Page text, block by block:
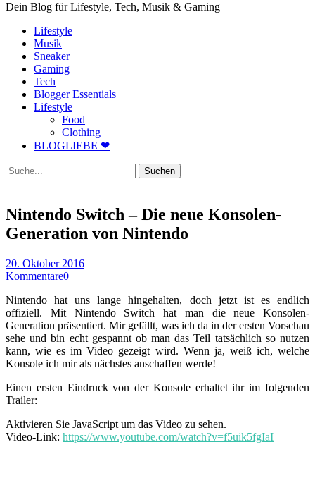
Dein Blog für Lifestyle, Tech, Musik & Gaming
Lifestyle
Musik
Sneaker
Gaming
Tech
Blogger Essentials
Lifestyle
Food
Clothing
BLOGLIEBE ❤
Suche
Nintendo Switch – Die neue Konsolen-
Generation von Nintendo
20. Oktober 2016
Kommentare0
Nintendo hat uns lange hingehalten, doch jetzt ist es endlich
offiziell. Mit Nintendo Switch hat man die neue Konsolen-
Generation präsentiert. Mir gefällt, was ich da in der ersten Vorschau
sehe und bin echt gespannt ob man das Teil tatsächlich so nutzen
kann, wie es im Video gezeigt wird. Wenn ja, weiß ich, welche
Konsole ich mir als nächstes anschaffen werde!
Einen ersten Eindruck von der Konsole erhaltet ihr im folgenden
Trailer:
Aktivieren Sie JavaScript um das Video zu sehen.
Video-Link: https://www.youtube.com/watch?v=f5uik5fgIaI